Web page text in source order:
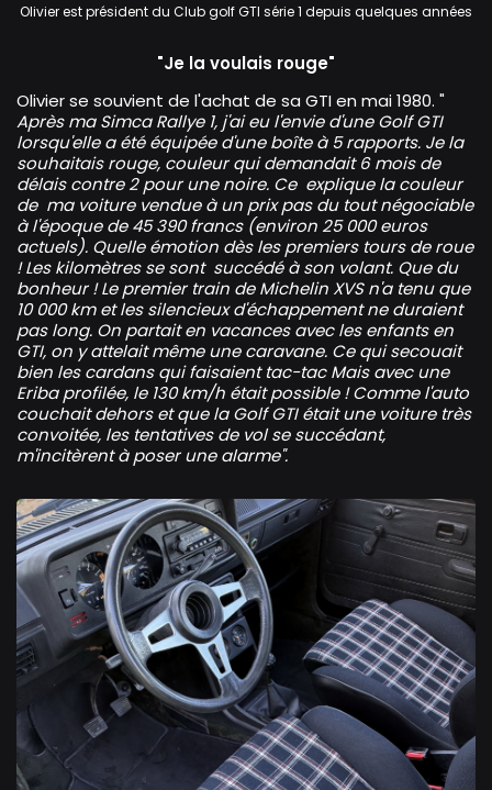
Olivier est président du Club golf GTI série 1 depuis quelques années
"Je la voulais rouge"
Olivier se souvient de l'achat de sa GTI en mai 1980. "
Après ma Simca Rallye 1, j'ai eu l'envie d'une Golf GTI
lorsqu'elle a été équipée d'une boîte à 5 rapports. Je la
souhaitais rouge, couleur qui demandait 6 mois de
délais contre 2 pour une noire. Ce explique la couleur
de ma voiture vendue à un prix pas du tout négociable
à l'époque de 45 390 francs (environ 25 000 euros
actuels). Quelle émotion dès les premiers tours de roue
! Les kilomètres se sont succédé à son volant. Que du
bonheur ! Le premier train de Michelin XVS n'a tenu que
10 000 km et les silencieux d'échappement ne duraient
pas long. On partait en vacances avec les enfants en
GTI, on y attelait même une caravane. Ce qui secouait
bien les cardans qui faisaient tac-tac Mais avec une
Eriba profilée, le 130 km/h était possible !Comme l'auto
couchait dehors et que la Golf GTI était une voiture très
convoitée, les tentatives de vol se succédant,
m'incitèrent à poser une alarme".